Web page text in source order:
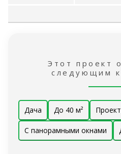
Этот проект
следующим
Дача До 40 м²
С панорамными окнами